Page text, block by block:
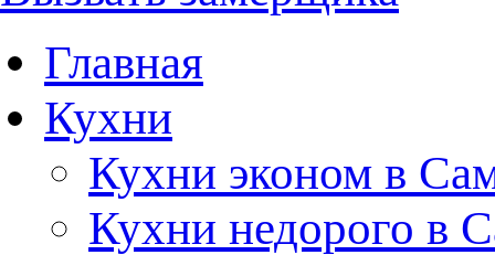
Главная
Кухни
Кухни эконом в
Кухни недорого в